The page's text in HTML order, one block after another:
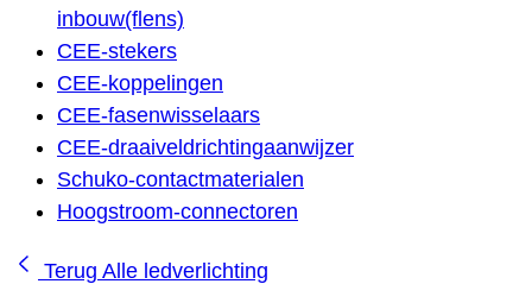
inbouw(flens)
CEE-stekers
CEE-koppelingen
CEE-fasenwisselaars
CEE-draaiveldrichtingaanwijzer
Schuko-contactmaterialen
Hoogstroom-connectoren
Terug Alle ledverlichting